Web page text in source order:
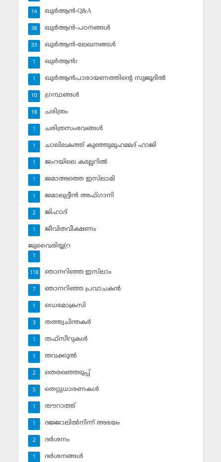
ഖുര്‍ആന്‍-Q&A
14
ഖുര്‍ആന്‍-പഠനങ്ങള്‍
38
ഖുര്‍ആന്‍-ലേഖനങ്ങള്‍
33
ഖുര്‍ആന്‍r
1
ഖുര്‍ആന്‍പാരായണത്തിന്റെ സുജൂദില്‍
1
ഗ്രന്ഥങ്ങള്‍
10
ചരിത്രം
18
ചരിത്രസംഭവങ്ങള്‍
1
ചാലിലകത്ത് കുഞ്ഞുമുഹമ്മദ് ഹാജി
1
ജംറയിലെ കല്ലേറില്‍
1
ജമാഅത്തെ ഇസ്‌ലാമി
1
ജമാലുദ്ദീന്‍ അഫ്ഗാനി
1
ജിഹാദ്‌
2
ജീവിതവീക്ഷണം
1
ജുവൈരിയ്യ(റ
1
ഞാനറിഞ്ഞ ഇസ്‌ലാം
118
ഞാനറിഞ്ഞ പ്രവാചകന്‍
7
ഡെമോക്രസി
1
തത്ത്വചിന്തകര്‍
3
തഫ്‌സീറുകള്‍
1
തവക്കുല്‍
1
തെരഞ്ഞെടുപ്പ്
2
തെറ്റുധാരണകള്‍
5
തൗറാത്ത്
1
ദജ്ജാലില്‍നിന്ന് അഭയം
1
ദര്‍ശനം
2
ദര്‍ശനങ്ങള്‍
1